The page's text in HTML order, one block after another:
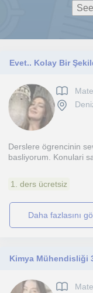
Evet.. Kolay Bir
Derslere ögrencinin
basliyorum. Konulari
1. ders ücretsiz
daha fazlasını